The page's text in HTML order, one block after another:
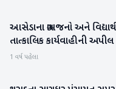
બનાસકાંઠા
આસેડાના ગ્રામજનો અને
તાત્કાલિક કાર્યવાહીની અપીલ
1 વર્ષ પહેલા